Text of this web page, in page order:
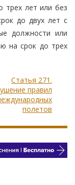
трех лет или без
до двух лет с
должности или
на срок до трех
Статья 271.
правил
полетов